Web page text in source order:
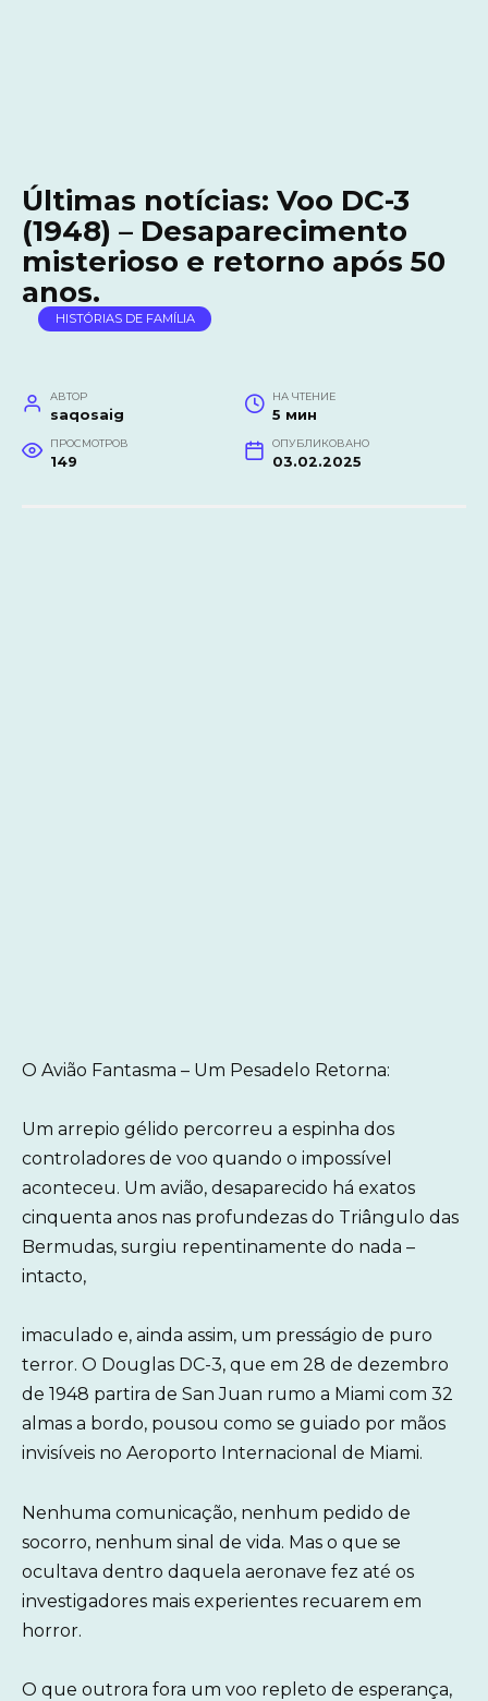
Últimas notícias: Voo DC-3
(1948) – Desaparecimento
misterioso e retorno após 50
anos.
HISTÓRIAS DE FAMÍLIA
АВТОР
saqosaig
НА ЧТЕНИЕ
5 мин
ПРОСМОТРОВ
149
ОПУБЛИКОВАНО
03.02.2025
O Avião Fantasma – Um Pesadelo Retorna:
Um arrepio gélido percorreu a espinha dos
controladores de voo quando o impossível
aconteceu. Um avião, desaparecido há exatos
cinquenta anos nas profundezas do Triângulo das
Bermudas, surgiu repentinamente do nada –
intacto,
imaculado e, ainda assim, um presságio de puro
terror. O Douglas DC-3, que em 28 de dezembro
de 1948 partira de San Juan rumo a Miami com 32
almas a bordo, pousou como se guiado por mãos
invisíveis no Aeroporto Internacional de Miami.
Nenhuma comunicação, nenhum pedido de
socorro, nenhum sinal de vida. Mas o que se
ocultava dentro daquela aeronave fez até os
investigadores mais experientes recuarem em
horror.
O que outrora fora um voo repleto de esperança,